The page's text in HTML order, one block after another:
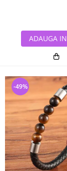
ADAUGA
-49%